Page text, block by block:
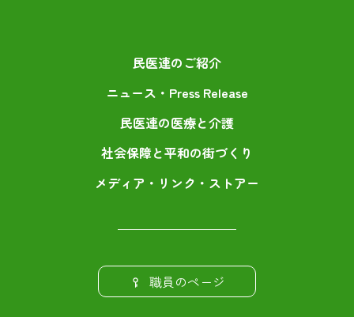
民医連のご紹介
ニュース・Press Release
民医連の医療と介護
社会保障と平和の街づくり
メディア・リンク・ストアー
職員のページ